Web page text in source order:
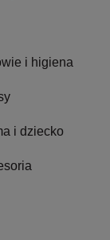
i higiena
i dziecko